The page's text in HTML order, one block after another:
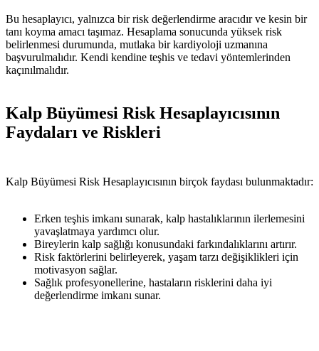
Bu hesaplayıcı, yalnızca bir risk değerlendirme aracıdır ve kesin bir
tanı koyma amacı taşımaz. Hesaplama sonucunda yüksek risk
belirlenmesi durumunda, mutlaka bir kardiyoloji uzmanına
başvurulmalıdır. Kendi kendine teşhis ve tedavi yöntemlerinden
kaçınılmalıdır.
Kalp Büyümesi Risk Hesaplayıcısının
Faydaları ve Riskleri
Kalp Büyümesi Risk Hesaplayıcısının birçok faydası bulunmaktadır:
Erken teşhis imkanı sunarak, kalp hastalıklarının ilerlemesini
yavaşlatmaya yardımcı olur.
Bireylerin kalp sağlığı konusundaki farkındalıklarını artırır.
Risk faktörlerini belirleyerek, yaşam tarzı değişiklikleri için
motivasyon sağlar.
Sağlık profesyonellerine, hastaların risklerini daha iyi
değerlendirme imkanı sunar.